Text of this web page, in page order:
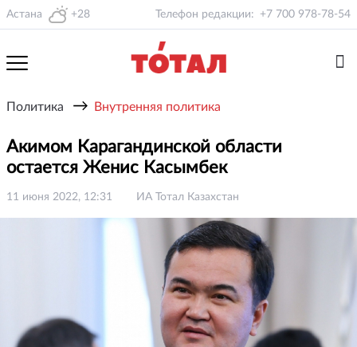
Астана +28 Телефон редакции: +7 700 978-78-54
Политика → Внутренняя политика
Акимом Карагандинской области
остается Женис Касымбек
11 июня 2022, 12:31 ИА Тотал Казахстан